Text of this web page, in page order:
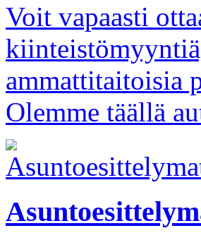
Voit vapaasti
ammattitaitoisia
Olemme täällä